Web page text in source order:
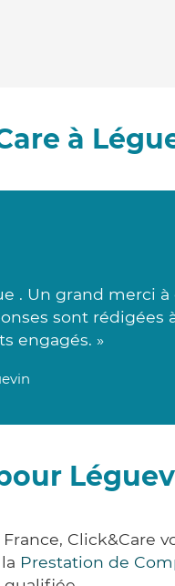
à
. Un grand merci
sont rédigées
engagés. »
Click&Care
Prestation de